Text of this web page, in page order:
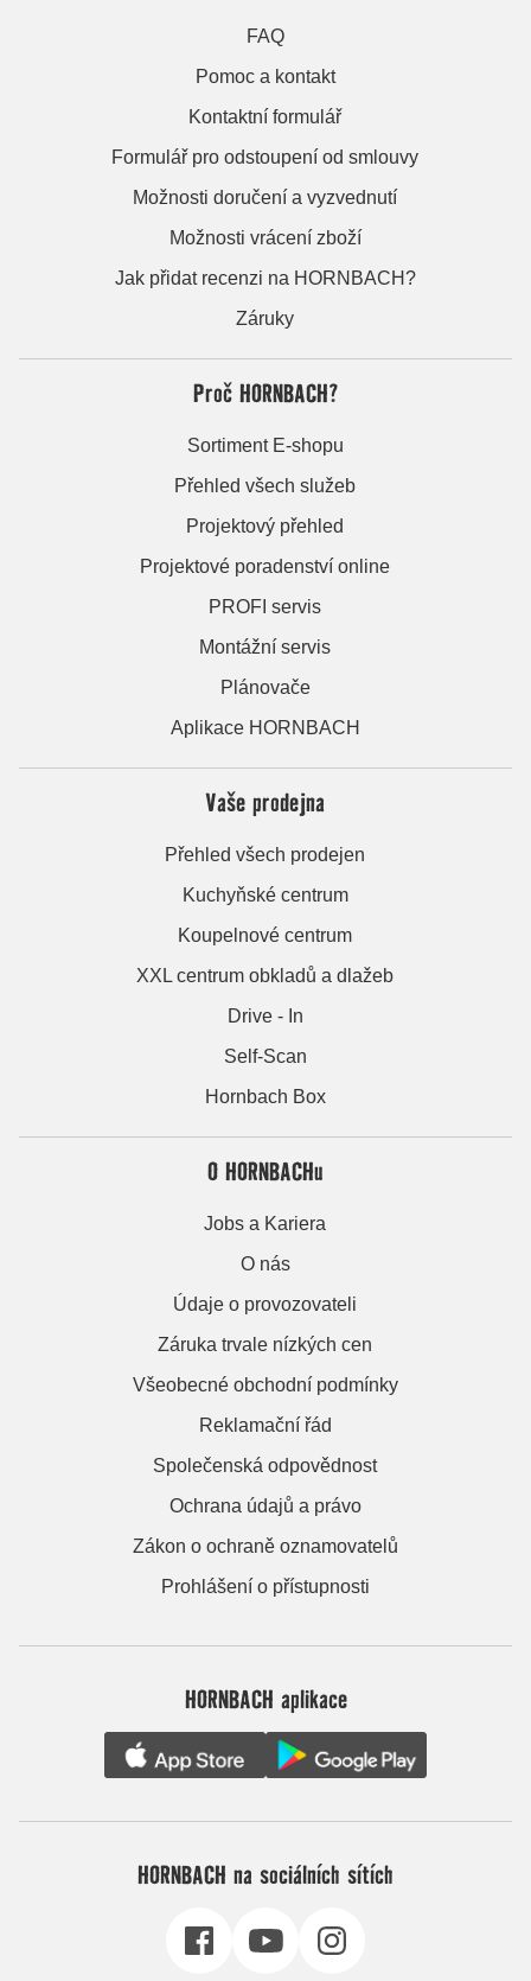
FAQ
Pomoc a kontakt
Kontaktní formulář
Formulář pro odstoupení od smlouvy
Možnosti doručení a vyzvednutí
Možnosti vrácení zboží
Jak přidat recenzi na HORNBACH?
Záruky
Proč HORNBACH?
Sortiment E-shopu
Přehled všech služeb
Projektový přehled
Projektové poradenství online
PROFI servis
Montážní servis
Plánovače
Aplikace HORNBACH
Vaše prodejna
Přehled všech prodejen
Kuchyňské centrum
Koupelnové centrum
XXL centrum obkladů a dlažeb
Drive - In
Self-Scan
Hornbach Box
O HORNBACHu
Jobs a Kariera
O nás
Údaje o provozovateli
Záruka trvale nízkých cen
Všeobecné obchodní podmínky
Reklamační řád
Společenská odpovědnost
Ochrana údajů a právo
Zákon o ochraně oznamovatelů
Prohlášení o přístupnosti
HORNBACH aplikace
HORNBACH na sociálních sítích